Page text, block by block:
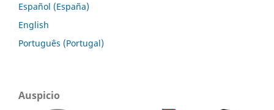
Español (España)
English
Português (Portugal)
Auspicio